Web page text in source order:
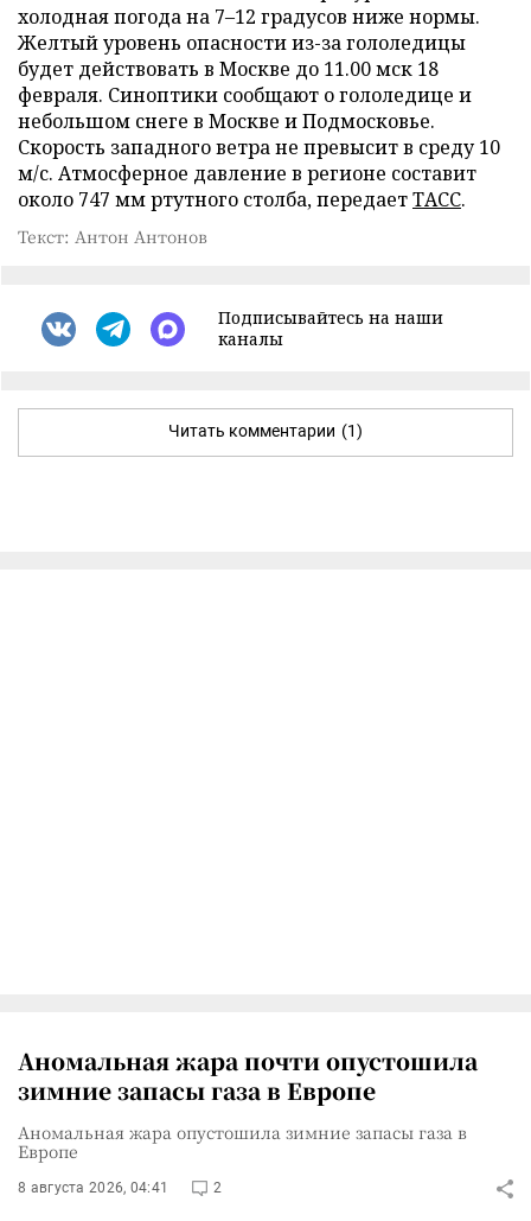
холодная погода на 7–12 градусов ниже нормы.
Желтый уровень опасности из-за гололедицы
будет действовать в Москве до 11.00 мск 18
февраля. Синоптики сообщают о гололедице и
небольшом снеге в Москве и Подмосковье.
Скорость западного ветра не превысит в среду 10
м/с. Атмосферное давление в регионе составит
около 747 мм ртутного столба, передаетТАСС.
Текст: Антон Антонов
Подписывайтесь на наши
каналы
Читать комментарии (1)
Аномальная жара почти опустошила
зимние запасы газа в Европе
Аномальная жара опустошила зимние запасы газа в
Европе
8 августа 2026, 04:41 2